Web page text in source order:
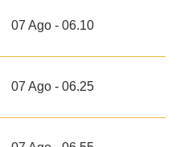
07 Ago - 06.10
07 Ago - 06.25